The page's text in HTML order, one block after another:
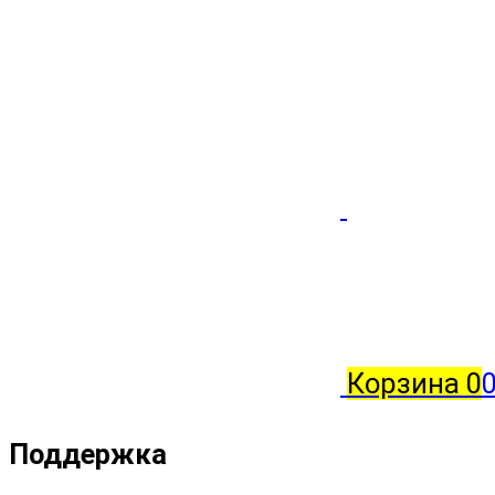
Корзина 0
Поддержка